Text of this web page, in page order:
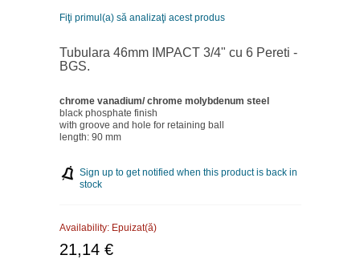
Fiţi primul(a) să analizaţi acest produs
Tubulara 46mm IMPACT 3/4" cu 6 Pereti -
BGS.
chrome vanadium/ chrome molybdenum steel
black phosphate finish
with groove and hole for retaining ball
length: 90 mm
Sign up to get notified when this product is back in
stock
Availability: Epuizat(ă)
21,14 €